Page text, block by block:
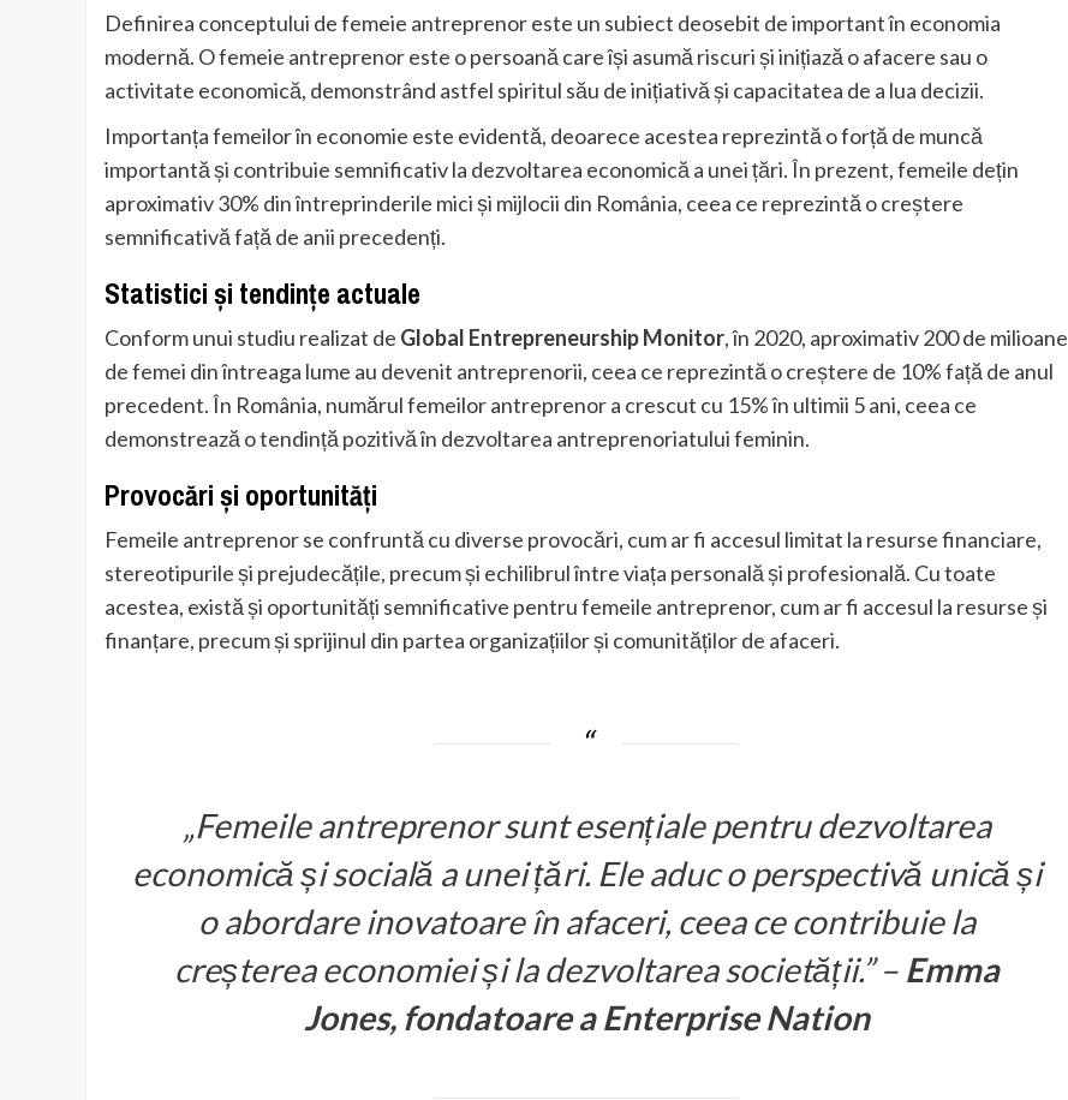
Definirea conceptului de femeie antreprenor este un subiect deosebit de important în economia
modernă. O femeie antreprenor este o persoană care își asumă riscuri și inițiază o afacere sau o
activitate economică, demonstrând astfel spiritul său de inițiativă și capacitatea de a lua decizii.
Importanța femeilor în economie este evidentă, deoarece acestea reprezintă o forță de muncă
importantă și contribuie semnificativ la dezvoltarea economică a unei țări. În prezent, femeile dețin
aproximativ 30% din întreprinderile mici și mijlocii din România, ceea ce reprezintă o creștere
semnificativă față de anii precedenți.
Statistici și tendințe actuale
Conform unui studiu realizat de Global Entrepreneurship Monitor, în 2020, aproximativ 200 de milioane
de femei din întreaga lume au devenit antreprenorii, ceea ce reprezintă o creștere de 10% față de anul
precedent. În România, numărul femeilor antreprenor a crescut cu 15% în ultimii 5 ani, ceea ce
demonstrează o tendință pozitivă în dezvoltarea antreprenoriatului feminin.
Provocări și oportunități
Femeile antreprenor se confruntă cu diverse provocări, cum ar fi accesul limitat la resurse financiare,
stereotipurile și prejudecățile, precum și echilibrul între viața personală și profesională. Cu toate
acestea, există și oportunități semnificative pentru femeile antreprenor, cum ar fi accesul la resurse și
finanțare, precum și sprijinul din partea organizațiilor și comunităților de afaceri.
„Femeile antreprenor sunt esențiale pentru dezvoltarea
economică și socială a unei țări. Ele aduc o perspectivă unică și
o abordare inovatoare în afaceri, ceea ce contribuie la
creșterea economiei și la dezvoltarea societății.” – Emma
Jones, fondatoare a Enterprise Nation